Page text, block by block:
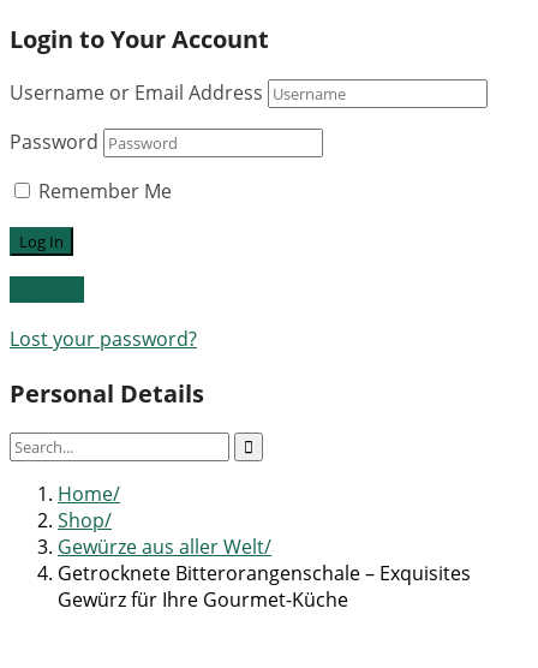
Login to Your Account
Username or Email Address
Password
Remember Me
Lost your password?
Personal Details
Home
Shop
Gewürze aus aller Welt
Getrocknete Bitterorangenschale – Exquisites
Gewürz für Ihre Gourmet-Küche